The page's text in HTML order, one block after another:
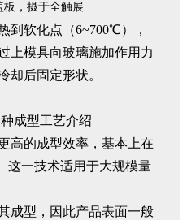
板，摄于全触展
到软化点（6~700℃），
上模具向玻璃施加作用力
却后固定形状。
高的成型效率，基本上在
这一技术适用于大规模量
成型，因此产品表面一般